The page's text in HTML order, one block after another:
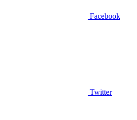
Facebook
Twitter